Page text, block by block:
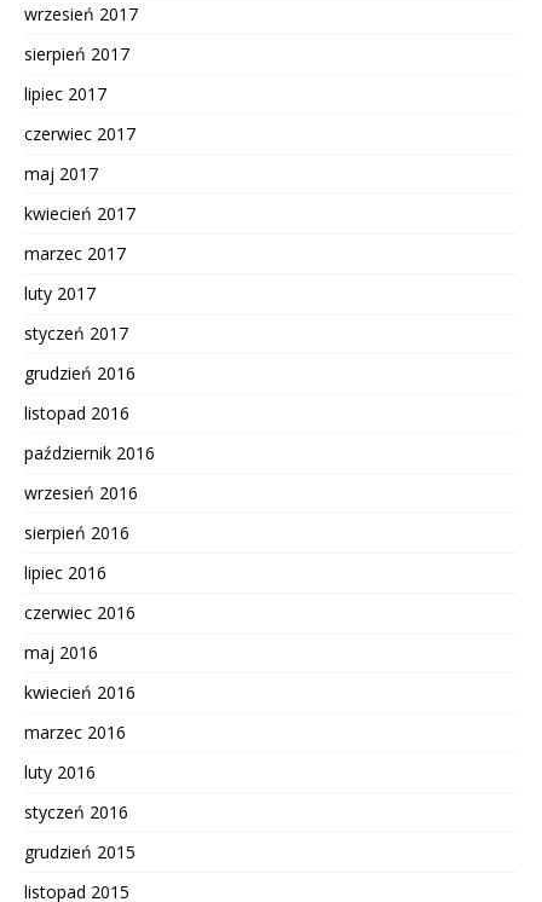
wrzesień 2017
sierpień 2017
lipiec 2017
czerwiec 2017
maj 2017
kwiecień 2017
marzec 2017
luty 2017
styczeń 2017
grudzień 2016
listopad 2016
październik 2016
wrzesień 2016
sierpień 2016
lipiec 2016
czerwiec 2016
maj 2016
kwiecień 2016
marzec 2016
luty 2016
styczeń 2016
grudzień 2015
listopad 2015